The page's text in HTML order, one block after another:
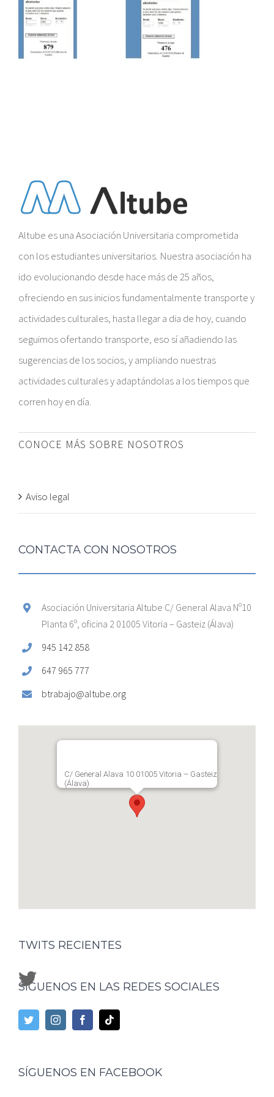
Altube es una Asociación Universitaria comprometida
con los estudiantes universitarios. Nuestra asociación ha
ido evolucionando desde hace más de 25 años,
ofreciendo en sus inicios fundamentalmente transporte y
actividades culturales, hasta llegar a dia de hoy, cuando
seguimos ofertando transporte, eso sí añadiendo las
sugerencias de los socios, y ampliando nuestras
actividades culturales y adaptándolas a los tiempos que
corren hoy en día.
CONOCE MÁS SOBRE NOSOTROS
Aviso legal
CONTACTA CON NOSOTROS
Asociación Universitaria Altube C/ General Alava Nº10
Planta 6º, oficina 2 01005 Vitoria – Gasteiz (Álava)
945 142 858
647 965 777
btrabajo@altube.org
C/ General Alava 10 01005 Vitoria – Gasteiz
(Álava)
TWITS RECIENTES
SÍGUENOS EN LAS REDES SOCIALES
SÍGUENOS EN FACEBOOK